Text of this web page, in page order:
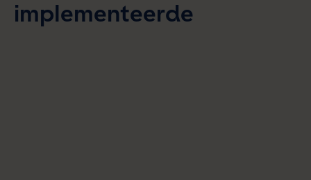
implementeerde